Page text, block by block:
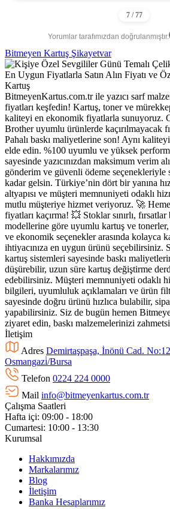
Yorumlar tarafımızdan doğrulanmıştır.
Bitmeyen Kartuş Şikayetvar
BitmeyenKartus.com.tr ile yazıcı sarf
fiyatları keşfedin! Kartuş, toner ve
kaliteyi en ekonomik fiyatlarla sunuyoruz.
Brother uyumlu ürünlerde kaçırılmayacak
Pahalı baskı maliyetlerine son! Aynı
elde edin. %100 uyumlu ve yüksek
sayesinde yazıcınızdan maksimum verim
gönderim ve güvenli ödeme seçenekleriyle
kadar gelsin. Türkiye’nin dört bir yanına
altyapısı ve müşteri memnuniyeti odaklı
mutlu müşteriye hizmet veriyoruz. 🚀
fiyatları kaçırma! 💥 Stoklar sınırlı,
modellerine göre uyumlu kartuş ve
ve ekonomik seçenekler arasında kolayca
ihtiyacınıza en uygun ürünü seçebilirsiniz.
kartuş sistemleri sayesinde baskı
düşürebilir, uzun süre kartuş değiştirme
edebilirsiniz. Müşteri memnuniyeti odaklı
bilgileri, uyumluluk açıklamaları ve ürün
sayesinde doğru ürünü hızlıca bulabilir,
yapabilirsiniz. Siz de bugün hemen
ziyaret edin, baskı malzemelerinizi
İletişim
Adres Demirtaşpaşa, İnönü Cad.
Osmangazi̇/Bursa
Telefon 0224 224 0000
Mail info@bitmeyenkartus.com.tr
Çalışma Saatleri
Hafta içi: 09:00 - 18:00
Cumartesi: 10:00 - 13:30
Kurumsal
Hakkımızda
Markalarımız
Blog
İletişim
Banka Hesaplarımız